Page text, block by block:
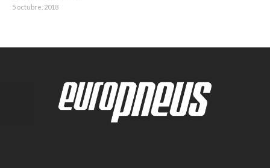
5 octubre, 2018